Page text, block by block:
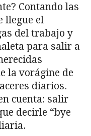
Contando las
llegue el
del trabajo y
para salir a
la vorágine de
diarios.
cuenta: salir
decirle “bye